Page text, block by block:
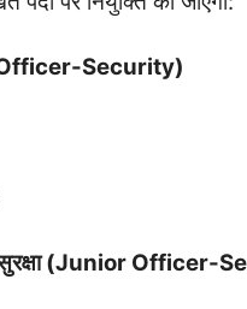
(Officer-Security)
सुरक्षा (Junior Officer-